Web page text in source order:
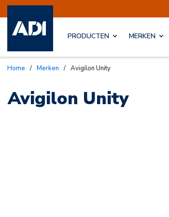
PRODUCTEN MERKEN
Home / Merken / Avigilon Unity
Avigilon Unity